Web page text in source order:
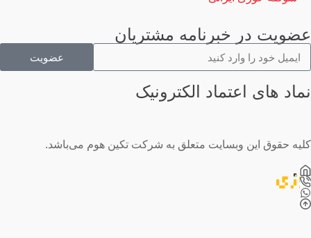
عضویت در خبرنامه مشتریان
عضویت
نماد های اعتماد الکترونیک
کلیه حقوق این وبسایت متعلق به شرکت تکین هوم می‌باشد.